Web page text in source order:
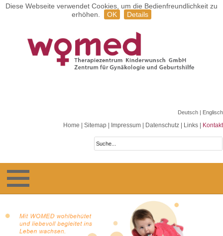
Diese Webseite verwendet Cookies, um die Bedienfreundlichkeit zu
erhöhen.
OK Details
Deutsch | Englisch
Home Sitemap Impressum Datenschutz Links Kontakt